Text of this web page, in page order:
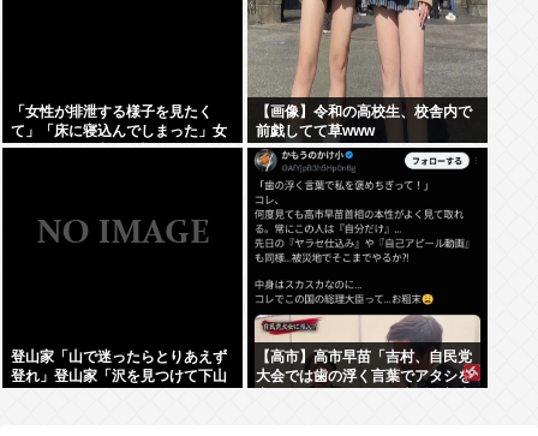
「女性が排泄する様子を見たく
て」「床に寝込んでしまった」女
子トイレに侵入した疑いで男を現
【画像】令和の高校生、校舎内で
前戯してて草www
登山家「山で迷ったらとりあえず
登れ」登山家「沢を見つけて下山
【高市】高市早苗「吉村、自民党
大会では歯の浮く言葉でアタシを